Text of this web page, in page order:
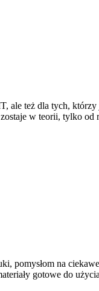
ale też dla tych,
w teorii, tylko od
pomysłom na
gotowe do